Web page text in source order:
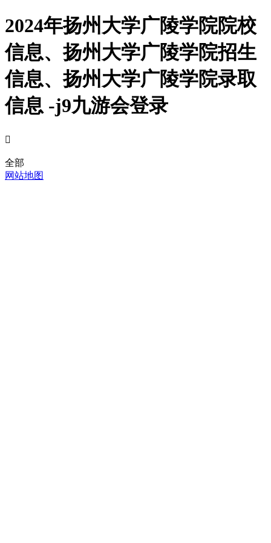
2024年扬州大学广陵学院院校
信息、扬州大学广陵学院招生
信息、扬州大学广陵学院录取
信息 -j9九游会登录

全部
网站地图